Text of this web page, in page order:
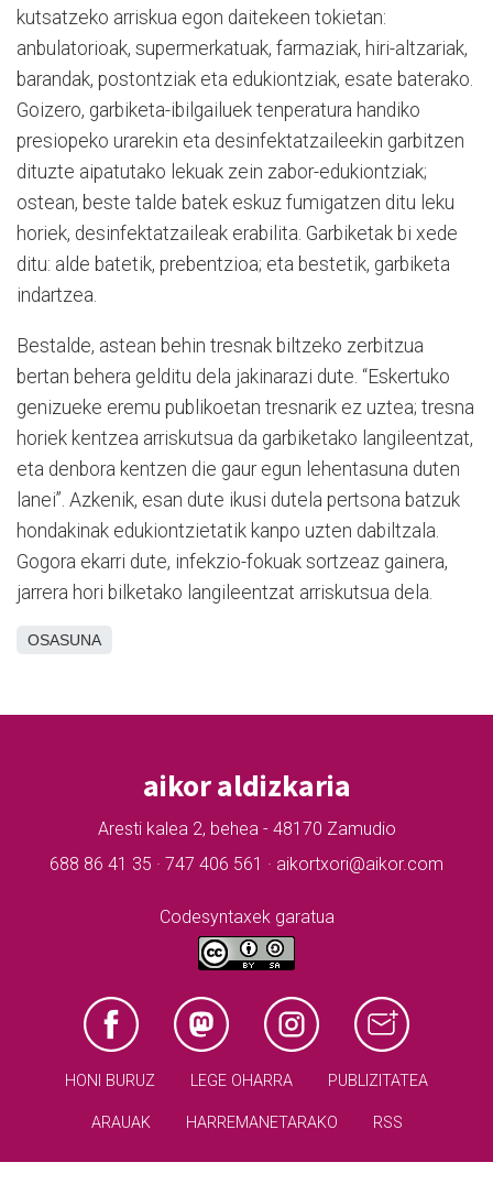
kutsatzeko arriskua egon daitekeen tokietan:
anbulatorioak, supermerkatuak, farmaziak, hiri-altzariak,
barandak, postontziak eta edukiontziak, esate baterako.
Goizero, garbiketa-ibilgailuek tenperatura handiko
presiopeko urarekin eta desinfektatzaileekin garbitzen
dituzte aipatutako lekuak zein zabor-edukiontziak;
ostean, beste talde batek eskuz fumigatzen ditu leku
horiek, desinfektatzaileak erabilita. Garbiketak bi xede
ditu: alde batetik, prebentzioa; eta bestetik, garbiketa
indartzea.
Bestalde, astean behin tresnak biltzeko zerbitzua
bertan behera gelditu dela jakinarazi dute. “Eskertuko
genizueke eremu publikoetan tresnarik ez uztea; tresna
horiek kentzea arriskutsua da garbiketako langileentzat,
eta denbora kentzen die gaur egun lehentasuna duten
lanei”. Azkenik, esan dute ikusi dutela pertsona batzuk
hondakinak edukiontzietatik kanpo uzten dabiltzala.
Gogora ekarri dute, infekzio-fokuak sortzeaz gainera,
jarrera hori bilketako langileentzat arriskutsua dela.
OSASUNA
aikor aldizkaria
Aresti kalea 2, behea - 48170 Zamudio
688 86 41 35 · 747 406 561 · aikortxori@aikor.com
Codesyntaxek garatua
HONI BURUZ LEGE OHARRA PUBLIZITATEA
ARAUAK HARREMANETARAKO RSS